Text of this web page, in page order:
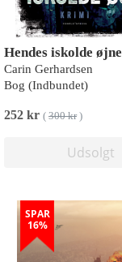
Hendes iskolde øjne
Carin Gerhardsen
Bog (Indbundet)
252 kr ( 300 kr)
Udsolgt
SPAR
16%